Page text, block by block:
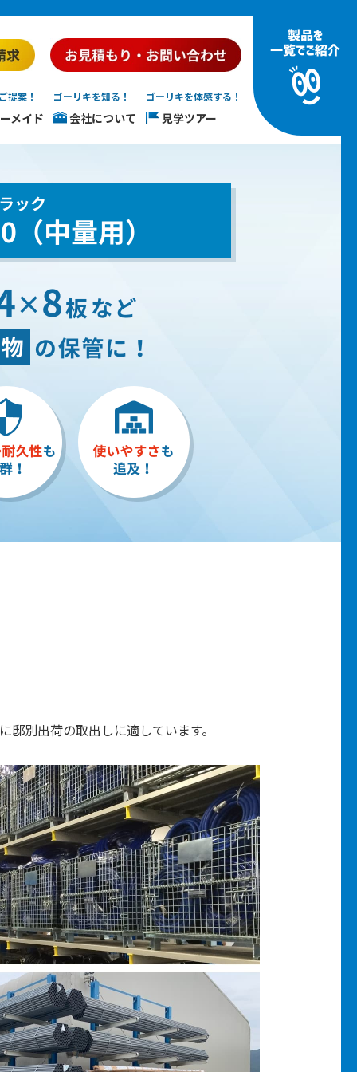
提案！
メイド
ゴーリキを知る！
会社について
ゴーリキを体感する！
見学ツアー
別出荷の取出しに適しています。